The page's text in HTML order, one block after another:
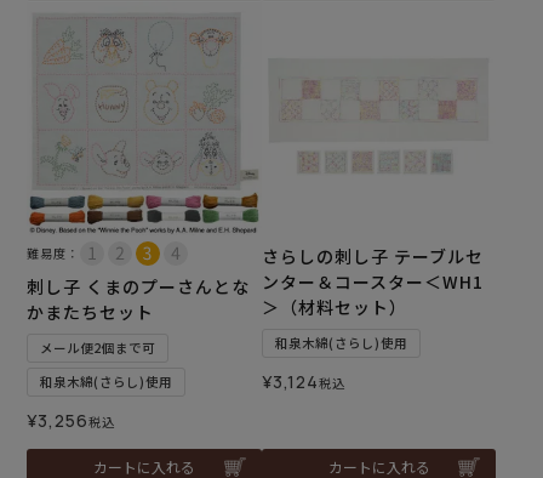
難易度：
刺し子 くまのプーさんとな
かまたちセット
メール便2個まで可
和泉木綿(さらし)使用
¥3,256税込
カートに入れる
さらしの刺し子 テーブルセ
ンター＆コースター＜WH1
＞（材料セット）
和泉木綿(さらし)使用
¥3,124税込
カートに入れる